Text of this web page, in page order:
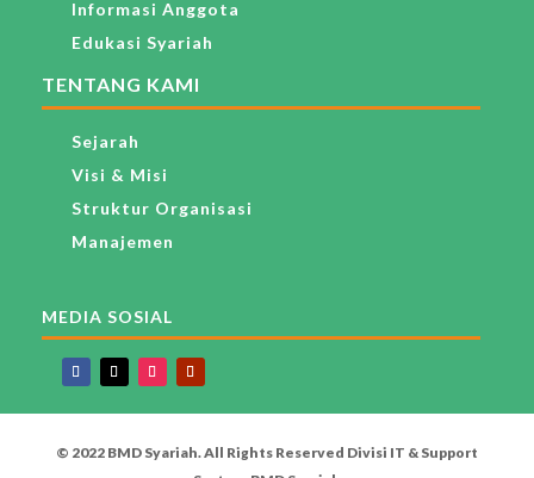
Informasi Anggota
Edukasi Syariah
TENTANG KAMI
Sejarah
Visi & Misi
Struktur Organisasi
Manajemen
MEDIA SOSIAL
© 2022 BMD Syariah. All Rights Reserved Divisi IT & Support